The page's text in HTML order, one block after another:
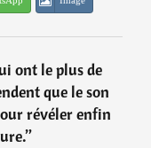
ont le plus de
que le son
révéler enfin
”